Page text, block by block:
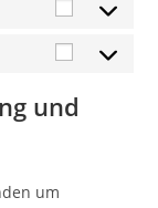
Marketing
und
um